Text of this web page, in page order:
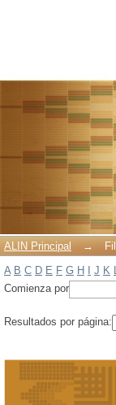
ALIN Principal →
A B C D E F G H J K
Comienza por
Resultados por página: